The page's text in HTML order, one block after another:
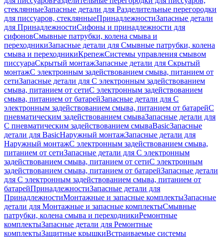
стеклянныеЗапасные детали для Разделительные перегородки
для писсуаров, стеклянныеПринадлежностиЗапасные детали
для ПринадлежностиСифоны и принадлежности для
сифоновСмывные патрубки, колена смыва и
переходникиЗапасные детали для Смывные патрубки, колена
смыва и переходникиКрепежСистемы управления смывом
писсуараСкрытый монтажЗапасные детали для Скрытый
монтажС электронным задействованием смыва, питанием от
сетиЗапасные детали для С электронным задействованием
смыва, питанием от сетиС электронным задействованием
смыва, питанием от батарейЗапасные детали для С
электронным задействованием смыва, питанием от батарейС
пневматическим задействованием смываЗапасные детали для
С пневматическим задействованием смываBasicЗапасные
детали для BasicНаружный монтажЗапасные детали для
Наружный монтажС электронным задействованием смыва,
питанием от сетиЗапасные детали для С электронным
задействованием смыва, питанием от сетиС электронным
задействованием смыва, питанием от батарейЗапасные детали
для С электронным задействованием смыва, питанием от
батарейПринадлежностиЗапасные детали для
ПринадлежностиМонтажные и запасные комплектыЗапасные
детали для Монтажные и запасные комплектыСмывные
патрубки, колена смыва и переходникиРемонтные
комплектыЗапасные детали для Ремонтные
комплектыЗащитные крышкиВстраиваемые системы